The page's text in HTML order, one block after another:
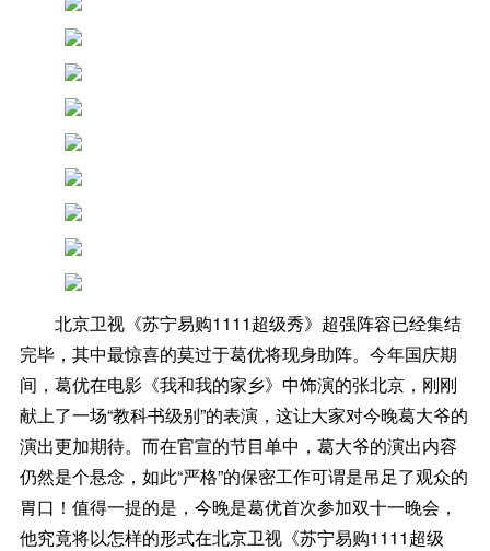
北京卫视《苏宁易购1111超级秀》超强阵容已经集结
完毕，其中最惊喜的莫过于葛优将现身助阵。今年国庆期
间，葛优在电影《我和我的家乡》中饰演的张北京，刚刚
献上了一场“教科书级别”的表演，这让大家对今晚葛大爷的
演出更加期待。而在官宣的节目单中，葛大爷的演出内容
仍然是个悬念，如此“严格”的保密工作可谓是吊足了观众的
胃口！值得一提的是，今晚是葛优首次参加双十一晚会，
他究竟将以怎样的形式在北京卫视《苏宁易购1111超级